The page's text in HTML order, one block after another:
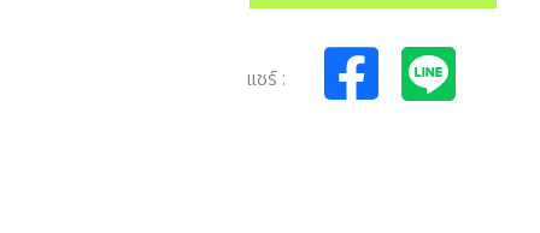
แชร์ :